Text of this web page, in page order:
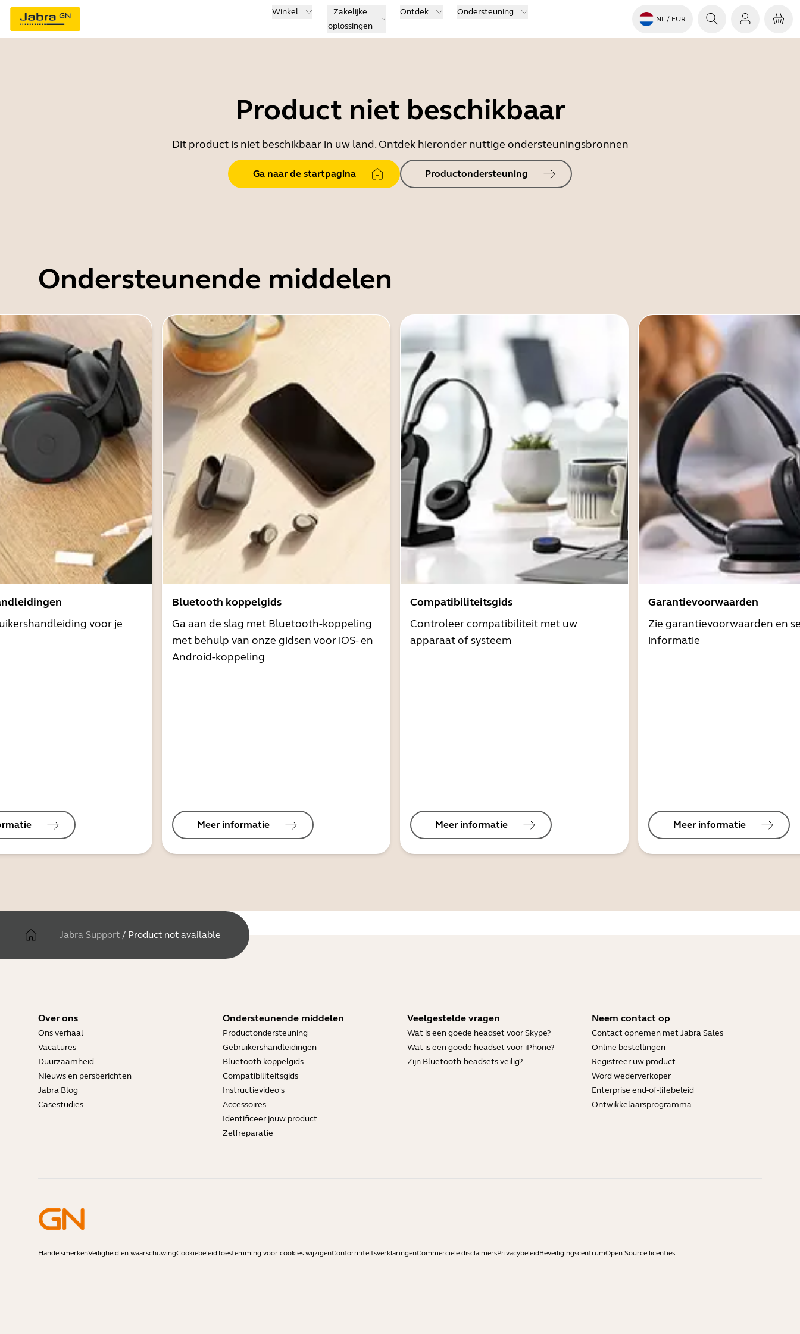
Winkel
Zakelijke
oplossingen
Ontdek Ondersteuning
NL / EUR
Product niet beschikbaar
Dit product is niet beschikbaar in uw land. Ontdek hieronder nuttige ondersteuningsbronnen
Ga naar de startpagina Productondersteuning
Ondersteunende middelen
voor je
Bluetooth koppelgids
Ga aan de slag met Bluetooth-koppeling
met behulp van onze gidsen voor iOS- en
Android-koppeling
Meer informatie
Compatibiliteitsgids
Controleer compatibiliteit met uw
apparaat of systeem
Meer informatie
Garantievoorwaarden
Zie garantievoorwaarden en
informatie
Meer informatie
Jabra Support / Product not available
Over ons
Ons verhaal
Vacatures
Duurzaamheid
Nieuws en persberichten
Jabra Blog
Casestudies
Ondersteunende middelen
Productondersteuning
Gebruikershandleidingen
Bluetooth koppelgids
Compatibiliteitsgids
Instructievideo's
Accessoires
Identificeer jouw product
Zelfreparatie
Veelgestelde vragen
Wat is een goede headset voor Skype?
Wat is een goede headset voor iPhone?
Zijn Bluetooth-headsets veilig?
Neem contact op
Contact opnemen met Jabra Sales
Online bestellingen
Registreer uw product
Word wederverkoper
Enterprise end-of-lifebeleid
Ontwikkelaarsprogramma
HandelsmerkenVeiligheid en waarschuwingCookiebeleidToestemming voor cookies wijzigenConformiteitsverklaringenCommerciële disclaimersPrivacybeleidBeveiligingscentrumOpen Source licenties